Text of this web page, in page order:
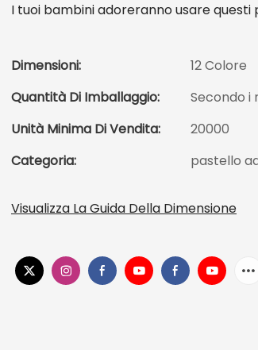
I tuoi bambini adoreranno usare
Dimensioni:
12 Colore
Quantità Di Imballaggio:
Secondo i
Unità Minima Di Vendita:
20000
Categoria:
pastello
Visualizza La Guida Della Dimensione